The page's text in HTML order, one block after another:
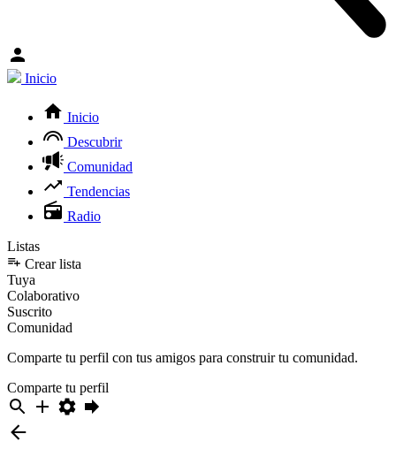
Inicio
Inicio
Descubrir
Comunidad
Tendencias
Radio
Listas
Crear lista
Tuya
Colaborativo
Suscrito
Comunidad
Comparte tu perfil con tus amigos para construir tu comunidad.
Comparte tu perfil